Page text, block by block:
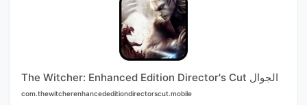
The Witcher: Enhanced Edition Director's Cut الجوال
com.thewitcherenhancededitiondirectorscut.mobile